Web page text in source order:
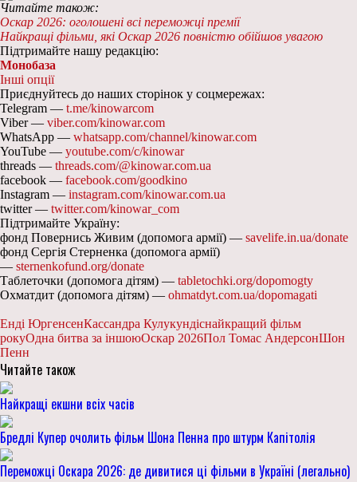
Читайте також:
Оскар 2026: оголошені всі переможці премії
Найкращі фільми, які Оскар 2026 повністю обійшов увагою
Підтримайте нашу редакцію:
Монобаза
Інші опції
Приєднуйтесь до наших сторінок у соцмережах:
Telegram — t.me/kinowarcom
Viber — viber.com/kinowar.com
WhatsApp — whatsapp.com/channel/kinowar.com
YouTube — youtube.com/c/kinowar
threads — threads.com/@kinowar.com.ua
facebook — facebook.com/goodkino
Instagram — instagram.com/kinowar.com.ua
twitter — twitter.com/kinowar_com
Підтримайте Україну:
фонд Повернись Живим (допомога армії) — savelife.in.ua/donate
фонд Сергія Стерненка (допомога армії)
— sternenkofund.org/donate
Таблеточки (допомога дітям) — tabletochki.org/dopomogty
Охматдит (допомога дітям) — ohmatdyt.com.ua/dopomagati
Енді ЮргенсенКассандра Кулукундіснайкращий фільм
рокуОдна битва за іншоюОскар 2026Пол Томас АндерсонШон
Пенн
Читайте також
Найкращі екшни всіх часів
Бредлі Купер очолить фільм Шона Пенна про штурм Капітолія
Переможці Оскара 2026: де дивитися ці фільми в Україні (легально)